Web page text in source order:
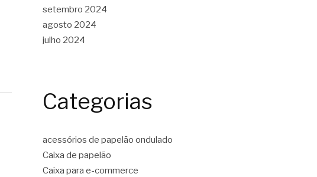
setembro 2024
agosto 2024
julho 2024
Categorias
acessórios de papelão ondulado
Caixa de papelão
Caixa para e-commerce